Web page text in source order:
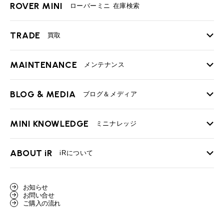
ROVER MINI ローバーミニ 在庫検索
TRADE 買取
TOP
必要書類
BMWミニ買取査定依頼
ローバーミニ買取査定依頼
MAINTENANCE メンテナンス
TOP
最近の修理実績
BLOG & MEDIA ブログ＆メディア
TOP
User's Voice 購入者様の声
Part's Report
MINI KNOWLEDGE ミニナレッジ
TOP
ローバーミニナレッジ
ABOUT iR iRについて
スタッフ紹介
お知らせ
お問い合せ
ご購入の流れ